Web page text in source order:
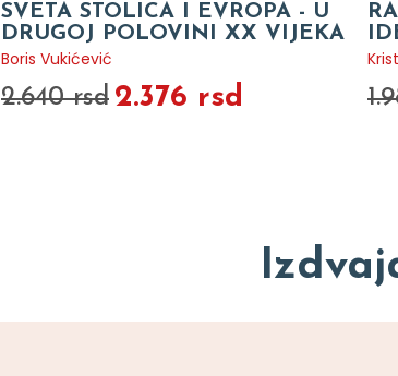
SVETA STOLICA I EVROPA - U
DRUGOJ POLOVINI XX VIJEKA
Boris Vukićević
2.640 rsd 2.376 rsd